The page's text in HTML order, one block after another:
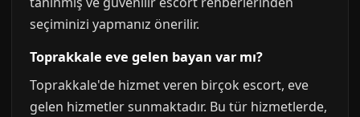
seçiminizi yapmanız önerilir.
Toprakkale eve gelen bayan var mı?
Toprakkale'de hizmet veren birçok escort, eve
gelen hizmetler sunmaktadır. Bu tür hizmetlerde,